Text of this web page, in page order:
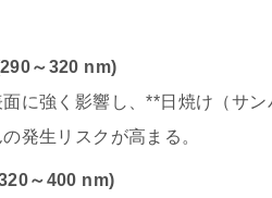
～320 nm)
面に強く影響し、**日焼け（サ
発生リスクが高まる。
～400 nm)